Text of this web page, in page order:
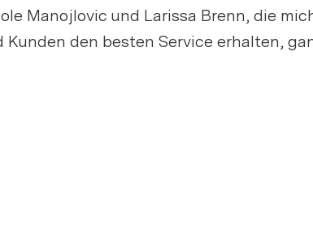
Manojlovic und Larissa Brenn, die
den besten Service erhalten,